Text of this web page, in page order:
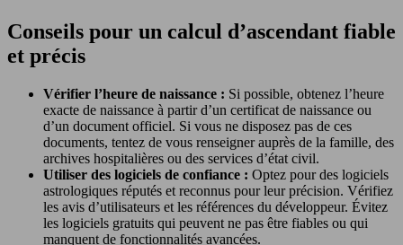
Conseils pour un calcul d’ascendant fiable
et précis
Vérifier l’heure de naissance : Si possible, obtenez l’heure
exacte de naissance à partir d’un certificat de naissance ou
d’un document officiel. Si vous ne disposez pas de ces
documents, tentez de vous renseigner auprès de la famille, des
archives hospitalières ou des services d’état civil.
Utiliser des logiciels de confiance : Optez pour des logiciels
astrologiques réputés et reconnus pour leur précision. Vérifiez
les avis d’utilisateurs et les références du développeur. Évitez
les logiciels gratuits qui peuvent ne pas être fiables ou qui
manquent de fonctionnalités avancées.